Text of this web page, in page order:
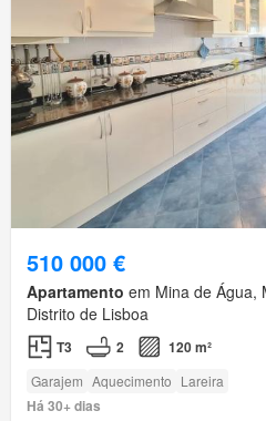
510 000 €
Apartamento em Mina de Água,
Distrito de Lisboa
T3 2 120 m²
Garajem Aquecimento Lareira
Há 30+ dias